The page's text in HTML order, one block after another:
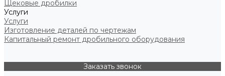
Щековые дробилки
Услуги
Услуги
Изготовление деталей по чертежам
Капитальный ремонт дробильного оборудования
Заказать звонок